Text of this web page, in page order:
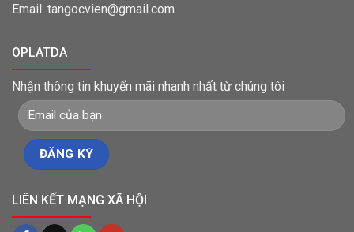
Email: tangocvien@gmail.com
OPLATDA
Nhận thông tin khuyến mãi nhanh nhất từ chúng tôi
LIÊN KẾT MẠNG XÃ HỘI